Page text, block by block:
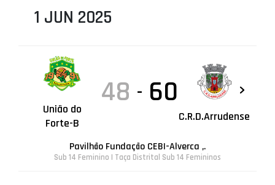
1 JUN 2025
União do
Forte-B
48 - 60
C.R.D.Arrudense
Pavilhão Fundação CEBI-Alverca ,.
Sub 14 Feminino | Taça Distrital Sub 14 Femininos